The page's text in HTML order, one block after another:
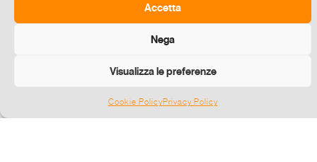
Accetta
Nega
Visualizza le preferenze
Cookie PolicyPrivacy Policy